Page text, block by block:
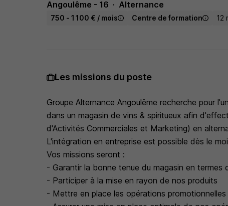
Angoulême - 16
Alternance
750 - 1 100 € / mois Centre de formation 12
Les missions du poste
Groupe Alternance Angoulême recherche pour
dans un magasin de vins & spiritueux afin
d'Activités Commerciales et Marketing) en
L'intégration en entreprise est possible dès le
Vos missions seront :
- Garantir la bonne tenue du magasin en
- Participer à la mise en rayon de nos produits
- Mettre en place les opérations